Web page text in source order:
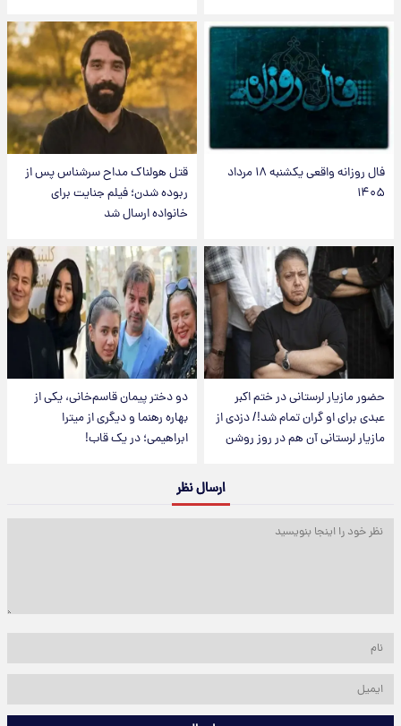
فال روزانه واقعی یکشنبه ۱۸ مرداد
۱۴۰۵
قتل هولناک مداح سرشناس پس از
ربوده شدن؛ فیلم جنایت برای
خانواده ارسال شد
حضور مازیار لرستانی در ختم اکبر
عبدی برای او گران تمام شد!/ دزدی از
مازیار لرستانی آن هم در روز روشن
دو دختر پیمان قاسم‌خانی، یکی از
بهاره رهنما و دیگری از میترا
ابراهیمی؛ در یک قاب!
ارسال نظر